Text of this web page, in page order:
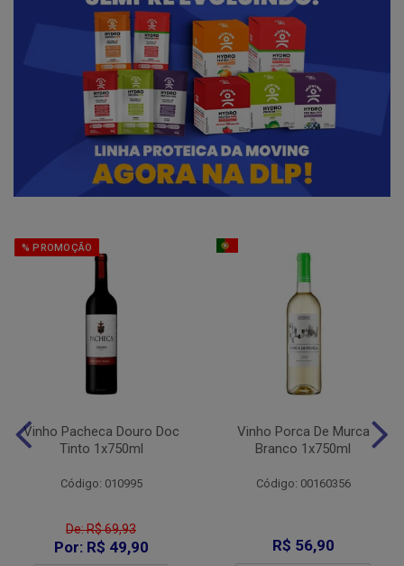
% PROMOÇÃO
Vinho Pacheca Douro Doc
Tinto 1x750ml
Código: 010995
De: R$ 69,93
Por: R$ 49,90
Vinho Porca De Murca
Branco 1x750ml
Código: 00160356
R$ 56,90